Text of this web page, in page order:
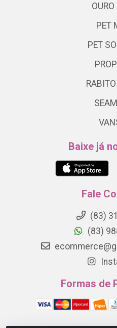
OURO
PET
PET
Baixe já
Fale
(83)
(83)
Formas de